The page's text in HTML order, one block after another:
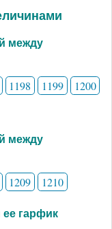
между
1198 1199
1200
между
1209 1210
гарфик